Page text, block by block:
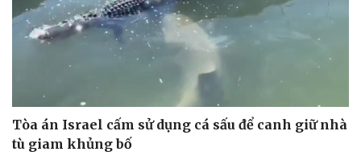
Cải chính
Tòa án Israel cấm sử dụng cá sấu để canh giữ nhà
tù giam khủng bố